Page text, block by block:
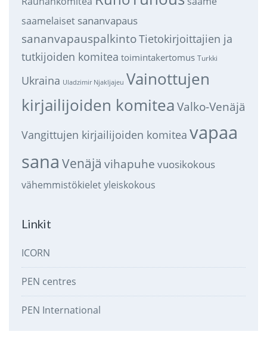
saamelaiset sananvapaus
sananvapauspalkintoTietokirjoittajien ja
tutkijoiden komitea toimintakertomus Turkki
Ukraina Uladzimir Njakljajeu Vainottujen
kirjailijoiden komitea Valko-Venäjä
Vangittujen kirjailijoiden komitea vapaa
sana Venäjä vihapuhe vuosikokous
vähemmistökieletyleiskokous
Linkit
ICORN
PEN centres
PEN International